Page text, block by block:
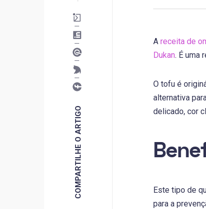
COMPARTILHE O ARTIGO
A receita de
Dukan. É uma
O tofu é
alternativa
delicado, cor
Este tipo de
para a